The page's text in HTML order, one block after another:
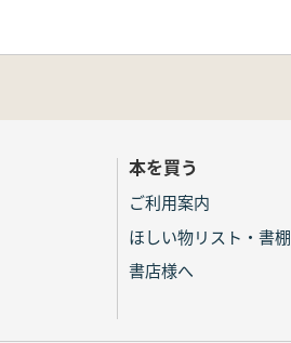
本を買う
ご利用案内
ほしい物リスト・書棚
書店様へ